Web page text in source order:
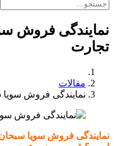
نمایندگی فروش
تجارت
مقالات
نمایندگی فروش
نمایندگی فروش سویا